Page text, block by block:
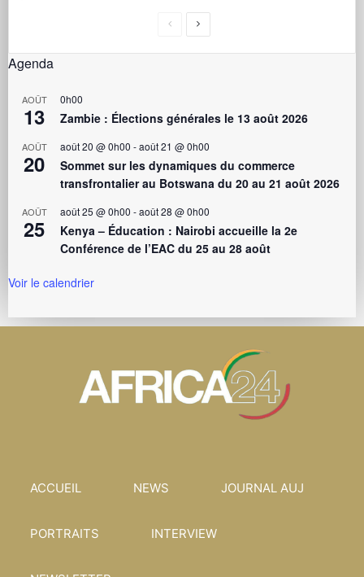
Agenda
AOÛT
13
0h00
Zambie : Élections générales le 13 août 2026
AOÛT
20
août 20 @ 0h00 -août 21 @ 0h00
Sommet sur les dynamiques du commerce
transfrontalier au Botswana du 20 au 21 août 2026
AOÛT
25
août 25 @ 0h00 -août 28 @ 0h00
Kenya – Éducation : Nairobi accueille la 2e
Conférence de l’EAC du 25 au 28 août
Voir le calendrier
ACCUEIL NEWS JOURNAL AUJ
PORTRAITS INTERVIEW